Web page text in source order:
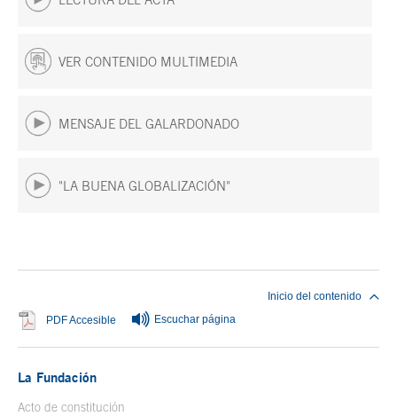
VER CONTENIDO MULTIMEDIA
MENSAJE DEL GALARDONADO
"LA BUENA GLOBALIZACIÓN"
PDF Accesible Se abre en ventana nueva
Escuchar página
Inicio del contenido
La Fundación
Acto de constitución